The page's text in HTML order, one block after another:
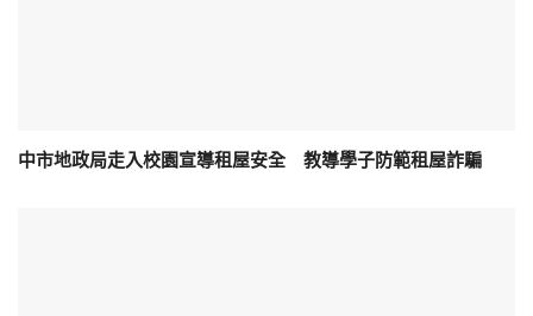
中市地政局走入校園宣導租屋安全 教導學子防範租屋詐騙